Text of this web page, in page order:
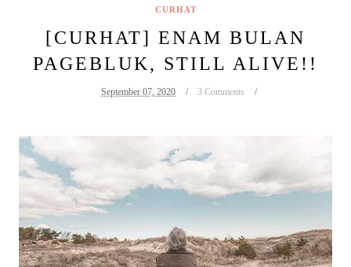
CURHAT
[CURHAT] ENAM BULAN
PAGEBLUK, STILL ALIVE!!
September 07, 2020 3 Comments